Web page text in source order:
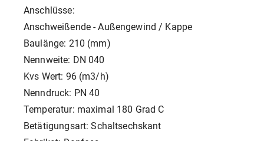
Anschlüsse:
Anschweißende - Außengewind / Kappe
Baulänge: 210 (mm)
Nennweite: DN 040
Kvs Wert: 96 (m3/h)
Nenndruck: PN 40
Temperatur: maximal 180 Grad C
Betätigungsart: Schaltsechskant